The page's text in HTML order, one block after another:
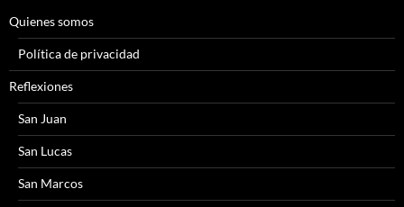
Quienes somos
Política de privacidad
Reflexiones
San Juan
San Lucas
San Marcos